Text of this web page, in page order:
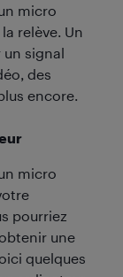
micro
relève. Un
un signal
des
encore.
micro
pourriez
une
quelques